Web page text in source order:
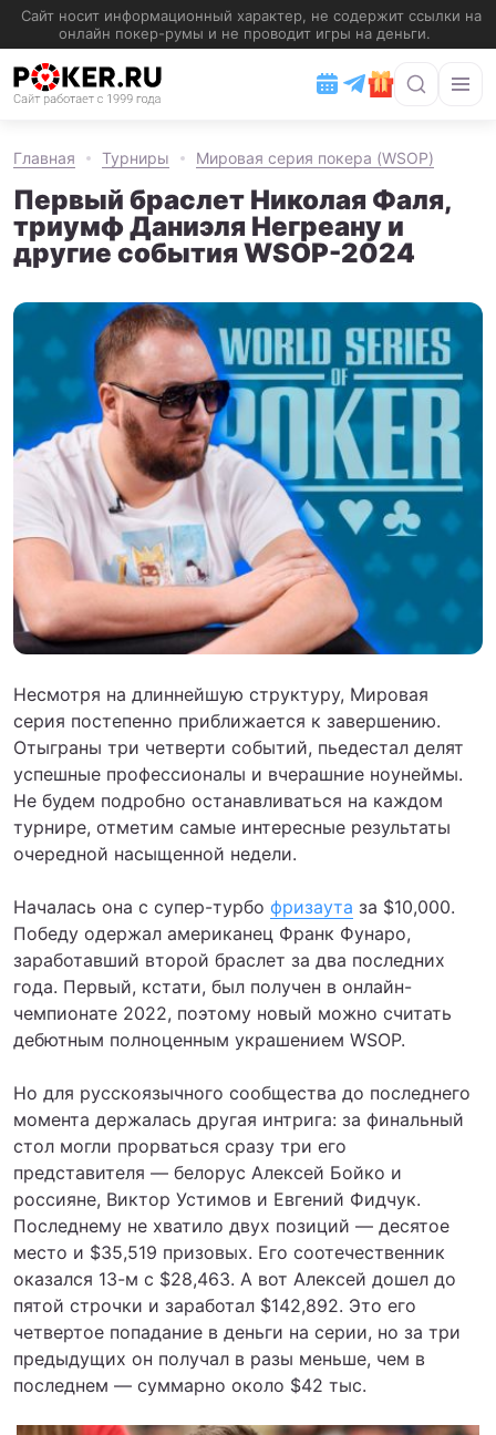
Главная Турниры Мировая серия покера (WSOP)
Первый браслет Николая Фаля,
триумф Даниэля Негреану и
другие события WSOP-2024
Несмотря на длиннейшую структуру, Мировая
серия постепенно приближается к завершению.
Отыграны три четверти событий, пьедестал делят
успешные профессионалы и вчерашние ноунеймы.
Не будем подробно останавливаться на каждом
турнире, отметим самые интересные результаты
очередной насыщенной недели.
Началась она с супер-турбо фризаута за $10,000.
Победу одержал американец Франк Фунаро,
заработавший второй браслет за два последних
года. Первый, кстати, был получен в онлайн-
чемпионате 2022, поэтому новый можно считать
дебютным полноценным украшением WSOP.
Но для русскоязычного сообщества до последнего
момента держалась другая интрига: за финальный
стол могли прорваться сразу три его
представителя — белорус Алексей Бойко и
россияне, Виктор Устимов и Евгений Фидчук.
Последнему не хватило двух позиций — десятое
место и $35,519 призовых. Его соотечественник
оказался 13-м с $28,463. А вот Алексей дошел до
пятой строчки и заработал $142,892. Это его
четвертое попадание в деньги на серии, но за три
предыдущих он получал в разы меньше, чем в
последнем — суммарно около $42 тыс.